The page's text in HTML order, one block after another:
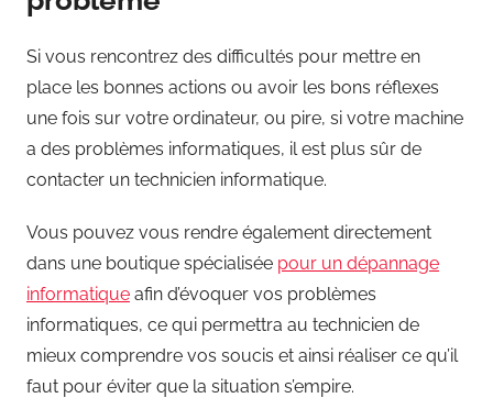
Si vous rencontrez des difficultés pour mettre en
place les bonnes actions ou avoir les bons réflexes
une fois sur votre ordinateur, ou pire, si votre machine
a des problèmes informatiques, il est plus sûr de
contacter un technicien informatique.
Vous pouvez vous rendre également directement
dans une boutique spécialisée pour un dépannage
informatique afin d’évoquer vos problèmes
informatiques, ce qui permettra au technicien de
mieux comprendre vos soucis et ainsi réaliser ce qu’il
faut pour éviter que la situation s’empire.